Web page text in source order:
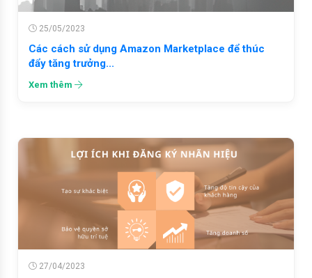
25/05/2023
Các cách sử dụng Amazon Marketplace để thúc
đẩy tăng trưởng...
Xem thêm
27/04/2023